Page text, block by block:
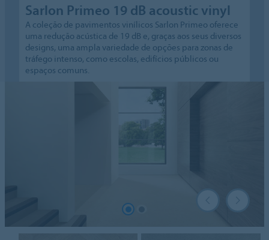
Sarlon Primeo 19 dB acoustic vinyl
A coleção de pavimentos vinílicos Sarlon Primeo oferece
uma redução acústica de 19 dB e, graças aos seus diversos
designs, uma ampla variedade de opções para zonas de
tráfego intenso, como escolas, edifícios públicos ou
espaços comuns.